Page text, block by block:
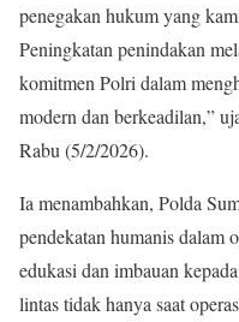
penegakan hukum yang
Peningkatan penindakan
komitmen Polri dalam
modern dan berkeadilan,”
Rabu (5/2/2026).
Ia menambahkan, Polda
pendekatan humanis dalam
edukasi dan imbauan
lintas tidak hanya saat